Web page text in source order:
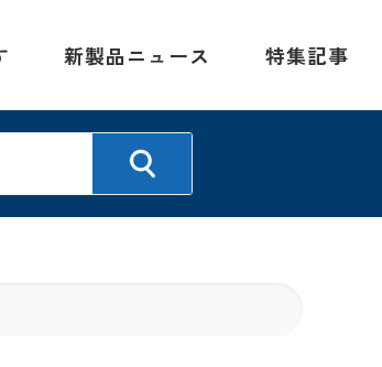
新製品ニュース 特集記事